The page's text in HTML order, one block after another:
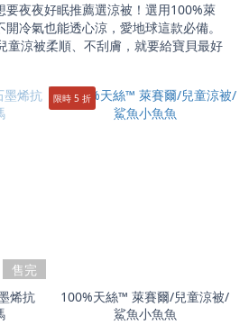
要夜夜好眠推薦選涼被！選用100%萊
冷氣也能透心涼，愛地球這款必備。
童涼被柔順、不刮膚，就要給寶貝最好
售完
烯抗
限時 5 折
100%天絲™ 萊賽爾/兒童涼被/
鯊魚小魚魚